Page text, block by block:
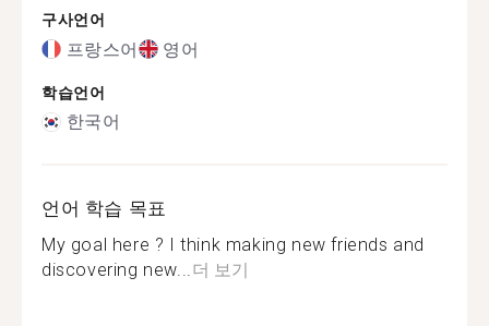
구사언어
프랑스어 영어
학습언어
한국어
언어 학습 목표
My goal here ? I think making new friends and
discovering new...더 보기